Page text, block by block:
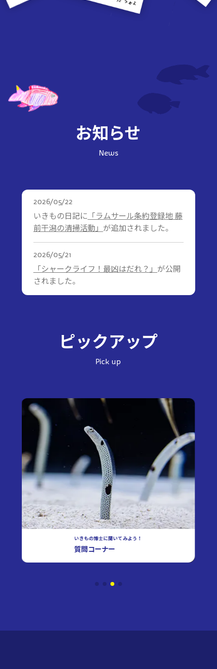
お知らせ
News
2026/05/22
いきもの日記に 「ラムサール条約登録地 藤
前干潟の清掃活動」 が追加されました。
2026/05/21
「シャークライフ！最凶はだれ？」 が公開
されました。
ピックアップ
Pick up
いきもの博士に聞いてみよう！
質問コーナー